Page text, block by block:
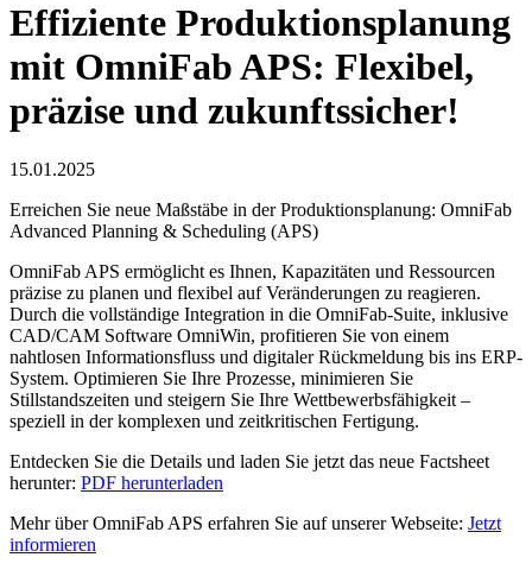
Effiziente Produktionsplanung
mit OmniFab APS: Flexibel,
präzise und zukunftssicher!
15.01.2025
Erreichen Sie neue Maßstäbe in der Produktionsplanung: OmniFab
Advanced Planning & Scheduling (APS)
OmniFab APS ermöglicht es Ihnen, Kapazitäten und Ressourcen
präzise zu planen und flexibel auf Veränderungen zu reagieren.
Durch die vollständige Integration in die OmniFab-Suite, inklusive
CAD/CAM Software OmniWin, profitieren Sie von einem
nahtlosen Informationsfluss und digitaler Rückmeldung bis ins ERP-
System. Optimieren Sie Ihre Prozesse, minimieren Sie
Stillstandszeiten und steigern Sie Ihre Wettbewerbsfähigkeit –
speziell in der komplexen und zeitkritischen Fertigung.
Entdecken Sie die Details und laden Sie jetzt das neue Factsheet
herunter: PDF herunterladen
Mehr über OmniFab APS erfahren Sie auf unserer Webseite: Jetzt
informieren